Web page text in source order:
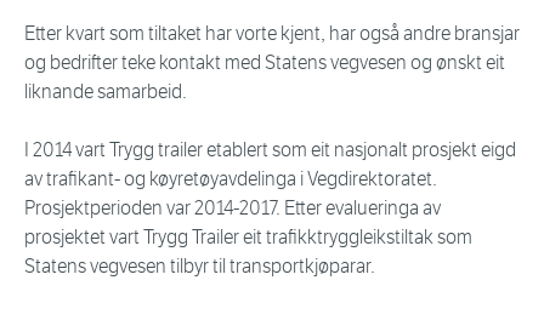
Etter kvart som tiltaket har vorte kjent, har også andre bransjar
og bedrifter teke kontakt med Statens vegvesen og ønskt eit
liknande samarbeid.
I 2014 vart Trygg trailer etablert som eit nasjonalt prosjekt eigd
av trafikant- og køyretøyavdelinga i Vegdirektoratet.
Prosjektperioden var 2014-2017. Etter evalueringa av
prosjektet vart Trygg Trailer eit trafikktryggleikstiltak som
Statens vegvesen tilbyr til transportkjøparar.